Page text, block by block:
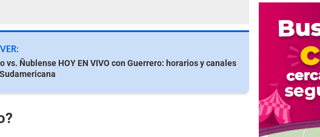
vs. Ñublense HOY EN VIVO con Guerrero: horarios y canales